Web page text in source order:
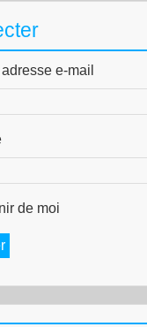
e-mail
de moi